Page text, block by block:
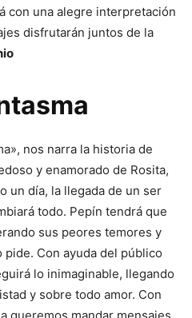
con una alegre interpretación
disfrutarán juntos de la
nos narra la historia de
y enamorado de Rosita,
un día, la llegada de un ser
todo. Pepín tendrá que
sus peores temores y
pide. Con ayuda del público
lo inimaginable, llegando
y sobre todo amor. Con